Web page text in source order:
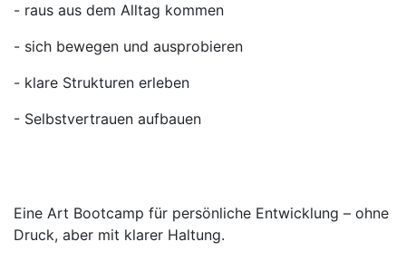
- raus aus dem Alltag kommen
- sich bewegen und ausprobieren
- klare Strukturen erleben
- Selbstvertrauen aufbauen
Eine Art Bootcamp für persönliche Entwicklung – ohne
Druck, aber mit klarer Haltung.